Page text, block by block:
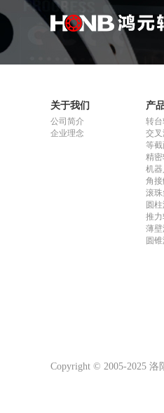
关于我们
公司简介
企业理念
产
转台
交
等
精
机
角
滚
圆
推力
薄
圆
Copyright © 2005-2025